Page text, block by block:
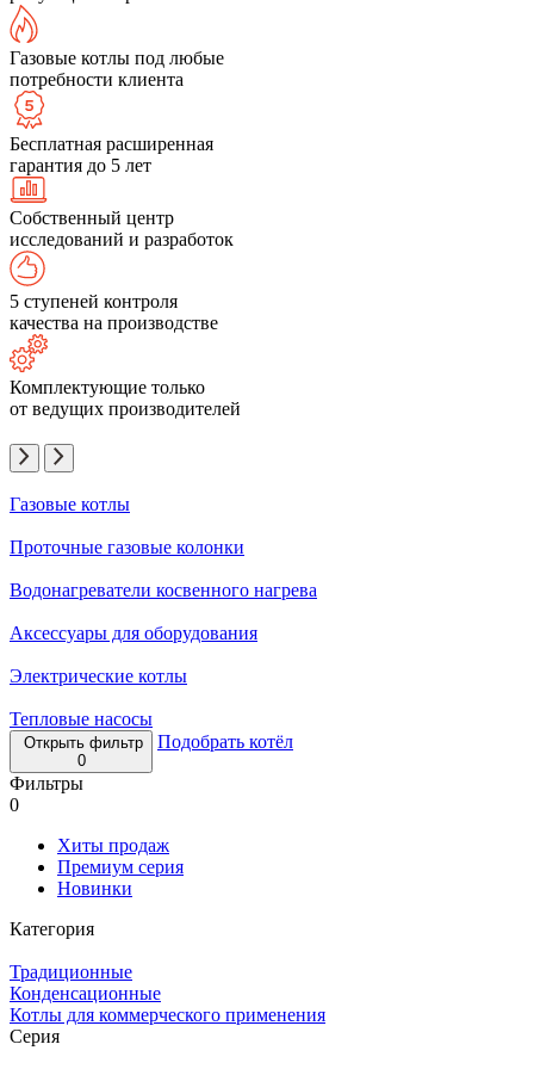
Газовые котлы под любые
потребности клиента
Бесплатная расширенная
гарантия до 5 лет
Собственный центр
исследований и разработок
5 ступеней контроля
качества на производстве
Комплектующие только
от ведущих производителей
Газовые котлы
Проточные газовые колонки
Водонагреватели косвенного нагрева
Аксессуары для оборудования
Электрические котлы
Тепловые насосы
Открыть фильтр
0
Подобрать котёл
Фильтры
0
Хиты продаж
Премиум серия
Новинки
Категория
Традиционные
Конденсационные
Котлы для коммерческого применения
Серия